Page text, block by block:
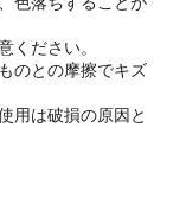
ください。
のとの摩擦でキズ
用は破損の原因と